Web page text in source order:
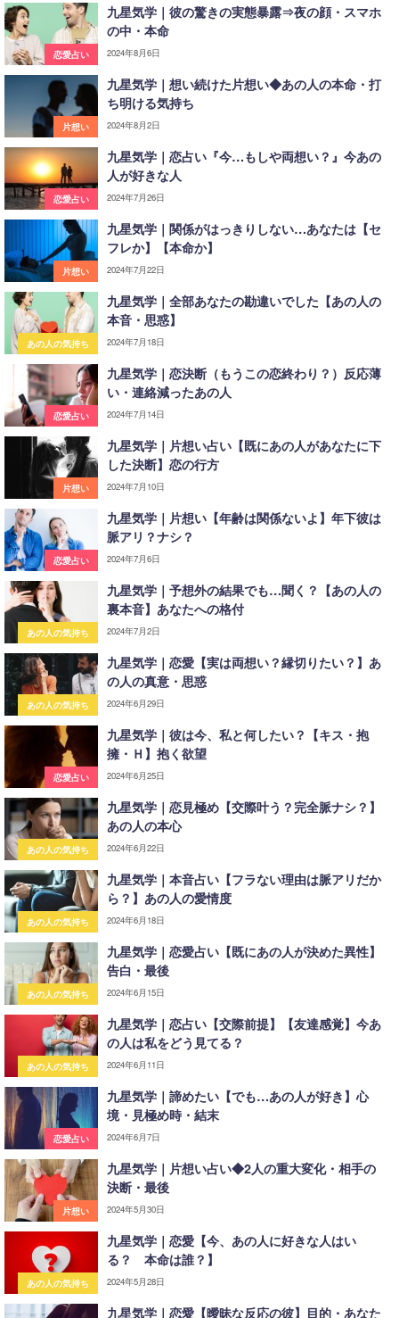
恋愛占い
九星気学｜彼の驚きの実態暴露⇒夜の顔・スマホ
の中・本命
2024年8月6日
片想い
九星気学｜想い続けた片想い◆あの人の本命・打
ち明ける気持ち
2024年8月2日
恋愛占い
九星気学｜恋占い『今…もしや両想い？』今あの
人が好きな人
2024年7月26日
片想い
九星気学｜関係がはっきりしない…あなたは【セ
フレか】【本命か】
2024年7月22日
あの人の気持ち
九星気学｜全部あなたの勘違いでした【あの人の
本音・思惑】
2024年7月18日
恋愛占い
九星気学｜恋決断（もうこの恋終わり？）反応薄
い・連絡減ったあの人
2024年7月14日
片想い
九星気学｜片想い占い【既にあの人があなたに下
した決断】恋の行方
2024年7月10日
恋愛占い
九星気学｜片想い【年齢は関係ないよ】年下彼は
脈アリ？ナシ？
2024年7月6日
あの人の気持ち
九星気学｜予想外の結果でも…聞く？【あの人の
裏本音】あなたへの格付
2024年7月2日
あの人の気持ち
九星気学｜恋愛【実は両想い？縁切りたい？】あ
の人の真意・思惑
2024年6月29日
恋愛占い
九星気学｜彼は今、私と何したい？【キス・抱
擁・Ｈ】抱く欲望
2024年6月25日
あの人の気持ち
九星気学｜恋見極め【交際叶う？完全脈ナシ？】
あの人の本心
2024年6月22日
あの人の気持ち
九星気学｜本音占い【フラない理由は脈アリだか
ら？】あの人の愛情度
2024年6月18日
あの人の気持ち
九星気学｜恋愛占い【既にあの人が決めた異性】
告白・最後
2024年6月15日
あの人の気持ち
九星気学｜恋占い【交際前提】【友達感覚】今あ
の人は私をどう見てる？
2024年6月11日
恋愛占い
九星気学｜諦めたい【でも…あの人が好き】心
境・見極め時・結末
2024年6月7日
片想い
九星気学｜片想い占い◆2人の重大変化・相手の
決断・最後
2024年5月30日
あの人の気持ち
九星気学｜恋愛【今、あの人に好きな人はい
る？ 本命は誰？】
2024年5月28日
九星気学｜恋愛【曖昧な反応の彼】目的・あなた